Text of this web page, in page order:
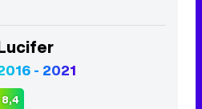
- 2021
8,4